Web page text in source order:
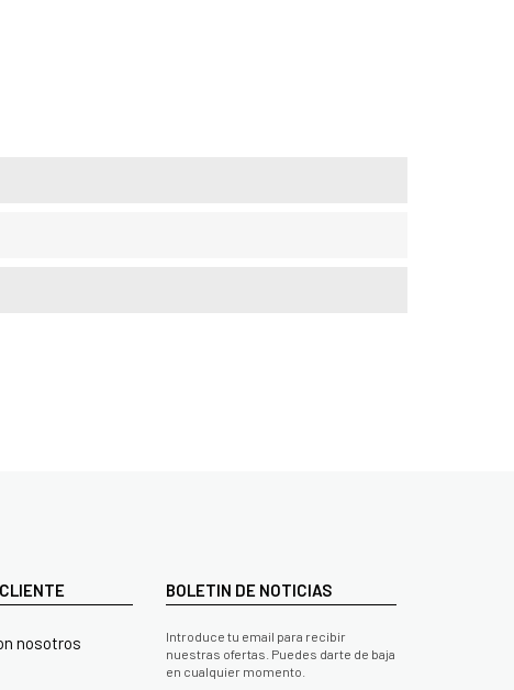
nosotros
BOLETIN DE NOTICIAS
Introduce tu email para recibir
nuestras ofertas. Puedes darte de baja
en cualquier momento.